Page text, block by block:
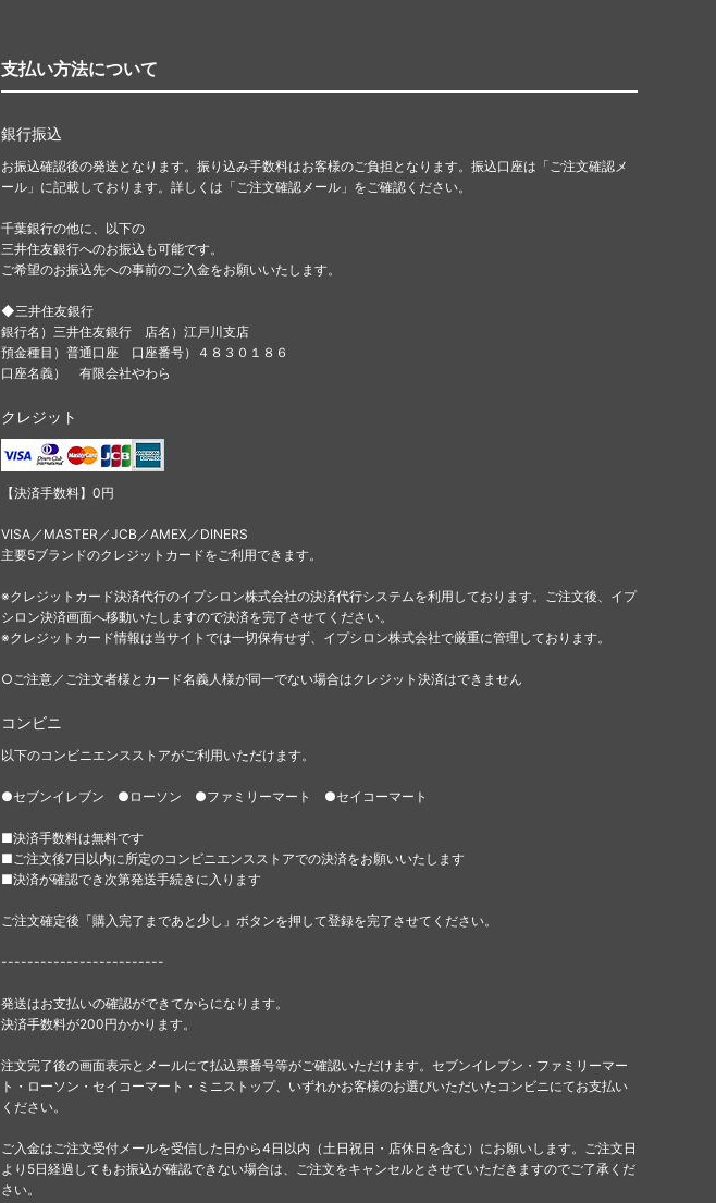
支払い方法について
銀行振込
お振込確認後の発送となります。振り込み手数料はお客様のご負担となります。振込口座は「ご注文確認メ
ール」に記載しております。詳しくは「ご注文確認メール」をご確認ください。
千葉銀行の他に、以下の
三井住友銀行へのお振込も可能です。
ご希望のお振込先への事前のご入金をお願いいたします。
◆三井住友銀行
銀行名）三井住友銀行 店名）江戸川支店
預金種目）普通口座 口座番号）４８３０１８６
口座名義） 有限会社やわら
クレジット
【決済手数料】0円
VISA／MASTER／JCB／AMEX／DINERS
主要5ブランドのクレジットカードをご利用できます。
※クレジットカード決済代行のイプシロン株式会社の決済代行システムを利用しております。ご注文後、イプ
シロン決済画面へ移動いたしますので決済を完了させてください。
※クレジットカード情報は当サイトでは一切保有せず、イプシロン株式会社で厳重に管理しております。
○ご注意／ご注文者様とカード名義人様が同一でない場合はクレジット決済はできません
コンビニ
以下のコンビニエンスストアがご利用いただけます。
●セブンイレブン ●ローソン ●ファミリーマート ●セイコーマート
■決済手数料は無料です
■ご注文後7日以内に所定のコンビニエンスストアでの決済をお願いいたします
■決済が確認でき次第発送手続きに入ります
ご注文確定後「購入完了まであと少し」ボタンを押して登録を完了させてください。
-------------------------
発送はお支払いの確認ができてからになります。
決済手数料が200円かかります。
注文完了後の画面表示とメールにて払込票番号等がご確認いただけます。セブンイレブン・ファミリーマー
ト・ローソン・セイコーマート・ミニストップ、いずれかお客様のお選びいただいたコンビニにてお支払い
ください。
ご入金はご注文受付メールを受信した日から4日以内（土日祝日・店休日を含む）にお願いします。ご注文日
より5日経過してもお振込が確認できない場合は、ご注文をキャンセルとさせていただきますのでご了承くだ
さい。